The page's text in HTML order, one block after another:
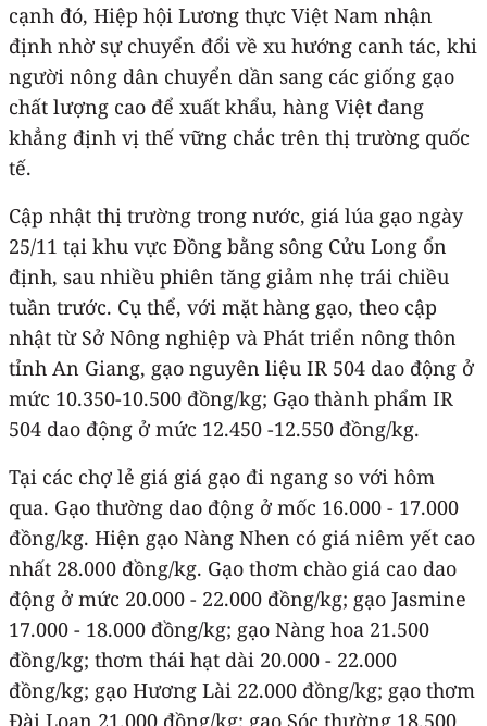
cạnh đó, Hiệp hội Lương thực Việt Nam nhận
định nhờ sự chuyển đổi về xu hướng canh tác, khi
người nông dân chuyển dần sang các giống gạo
chất lượng cao để xuất khẩu, hàng Việt đang
khẳng định vị thế vững chắc trên thị trường quốc
tế.
Cập nhật thị trường trong nước, giá lúa gạo ngày
25/11 tại khu vực Đồng bằng sông Cửu Long ổn
định, sau nhiều phiên tăng giảm nhẹ trái chiều
tuần trước. Cụ thể, với mặt hàng gạo, theo cập
nhật từ Sở Nông nghiệp và Phát triển nông thôn
tỉnh An Giang, gạo nguyên liệu IR 504 dao động ở
mức 10.350-10.500 đồng/kg; Gạo thành phẩm IR
504 dao động ở mức 12.450 -12.550 đồng/kg.
Tại các chợ lẻ giá giá gạo đi ngang so với hôm
qua. Gạo thường dao động ở mốc 16.000 - 17.000
đồng/kg. Hiện gạo Nàng Nhen có giá niêm yết cao
nhất 28.000 đồng/kg. Gạo thơm chào giá cao dao
động ở mức 20.000 - 22.000 đồng/kg; gạo Jasmine
17.000 - 18.000 đồng/kg; gạo Nàng hoa 21.500
đồng/kg; thơm thái hạt dài 20.000 - 22.000
đồng/kg; gạo Hương Lài 22.000 đồng/kg; gạo thơm
Đài Loan 21.000 đồng/kg; gạo Sóc thường 18.500